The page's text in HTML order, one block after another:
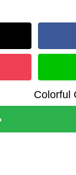
Colorful